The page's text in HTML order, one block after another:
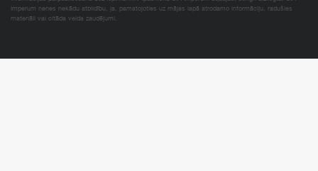
Imperum nenes nekādu atbildību, ja, pamatojoties uz mājas lapā atrodamo informāciju, radušies
materiāli vai citāda veida zaudējumi.